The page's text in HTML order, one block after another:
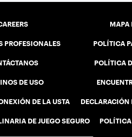
PROFESIONALES
DE USO
DE LA USTA
DE JUEGO SEGURO
MAPA
POLÍTICA
POLÍTICA
DECLARACIÓN